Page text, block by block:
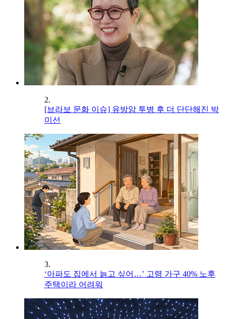
2.
[브라보 문화 이슈] 유방암 투병 후 더 단단해진 박
미선
3.
‘아파도 집에서 늙고 싶어…’ 고령 가구 40% 노후
주택이라 어려워